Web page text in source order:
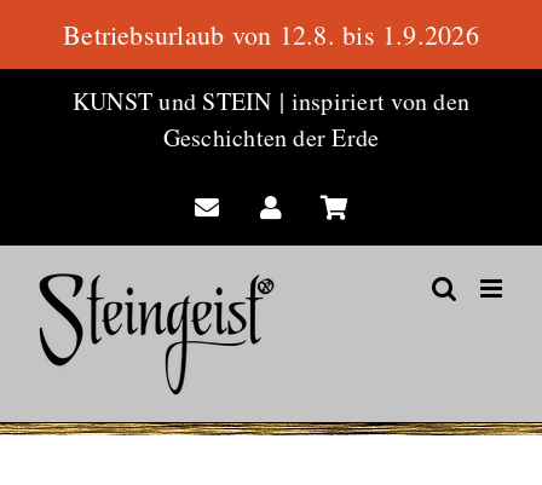
KUNST und STEIN | inspiriert von den
Geschichten der Erde
Betriebsurlaub von 12.8. bis 1.9.2026